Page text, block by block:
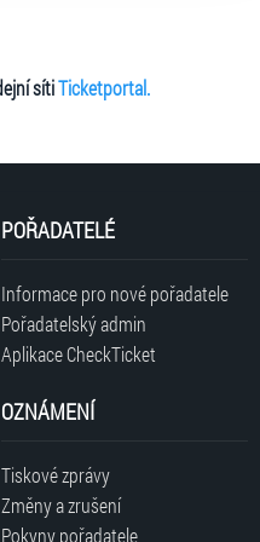
sítiTicketportal.
POŘADATELÉ
Informace pro nové pořadatele
Pořadatelský admin
Aplikace CheckTicket
OZNÁMENÍ
Tiskové zprávy
Změny a zrušení
Pokyny pořadatele